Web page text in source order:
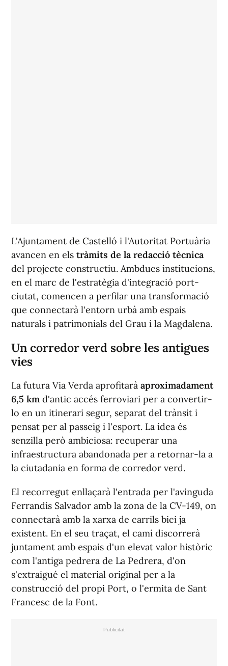
L'Ajuntament de Castelló i l'Autoritat Portuària
avancen en els tràmits de la redacció tècnica
del projecte constructiu. Ambdues institucions,
en el marc de l'estratègia d'integració port-
ciutat, comencen a perfilar una transformació
que connectarà l'entorn urbà amb espais
naturals i patrimonials del Grau i la Magdalena.
Un corredor verd sobre les antigues
vies
La futura Via Verda aprofitarà aproximadament
6,5 km d'antic accés ferroviari per a convertir-
lo en un itinerari segur, separat del trànsit i
pensat per al passeig i l'esport. La idea és
senzilla però ambiciosa: recuperar una
infraestructura abandonada per a retornar-la a
la ciutadania en forma de corredor verd.
El recorregut enllaçarà l'entrada per l'avinguda
Ferrandis Salvador amb la zona de la CV-149, on
connectarà amb la xarxa de carrils bici ja
existent. En el seu traçat, el camí discorrerà
juntament amb espais d'un elevat valor històric
com l'antiga pedrera de La Pedrera, d'on
s'extraigué el material original per a la
construcció del propi Port, o l'ermita de Sant
Francesc de la Font.